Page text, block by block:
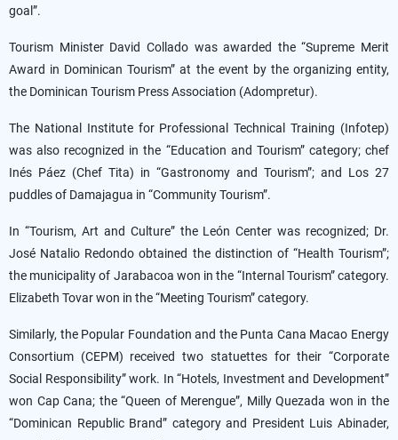
goal”.
Tourism Minister David Collado was awarded the “Supreme Merit
Award in Dominican Tourism” at the event by the organizing entity,
the Dominican Tourism Press Association (Adompretur).
The National Institute for Professional Technical Training (Infotep)
was also recognized in the “Education and Tourism” category; chef
Inés Páez (Chef Tita) in “Gastronomy and Tourism”; and Los 27
puddles of Damajagua in “Community Tourism”.
In “Tourism, Art and Culture” the León Center was recognized; Dr.
José Natalio Redondo obtained the distinction of “Health Tourism”;
the municipality of Jarabacoa won in the “Internal Tourism” category.
Elizabeth Tovar won in the “Meeting Tourism” category.
Similarly, the Popular Foundation and the Punta Cana Macao Energy
Consortium (CEPM) received two statuettes for their “Corporate
Social Responsibility” work. In “Hotels, Investment and Development”
won Cap Cana; the “Queen of Merengue”, Milly Quezada won in the
“Dominican Republic Brand” category and President Luis Abinader,